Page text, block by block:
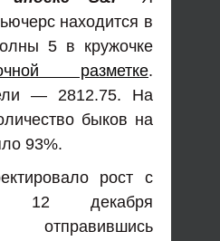
находится в
5 в кружочке
разметке.
— 2812.75. На
быков на
93%.
рост с
12 декабря
отправившись